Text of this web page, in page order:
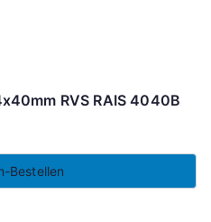
RVS RAIS 4040B
Bestellen